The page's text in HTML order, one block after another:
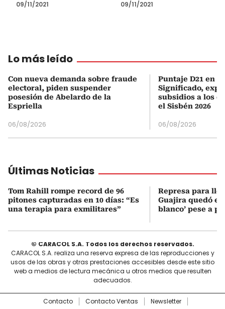
09/11/2021 09/11/2021
Lo más leído
Con nueva demanda sobre fraude
electoral, piden suspender
posesión de Abelardo de la
Espriella
06/08/2026
Puntaje D21 en
Significado,
subsidios a los
el Sisbén 2026
06/08/2026
Últimas Noticias
Tom Rahill rompe record de 96
pitones capturadas en 10 días: “Es
una terapia para exmilitares”
Represa para
Guajira quedó en
blanco’ pese a
© CARACOL S.A. Todos los derechos reservados.
CARACOL S.A. realiza una reserva expresa de las reproducciones y
usos de las obras y otras prestaciones accesibles desde este sitio
web a medios de lectura mecánica u otros medios que resulten
adecuados.
Contacto Contacto Ventas
Newsletter